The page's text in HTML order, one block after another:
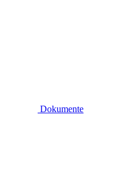
Dokumente